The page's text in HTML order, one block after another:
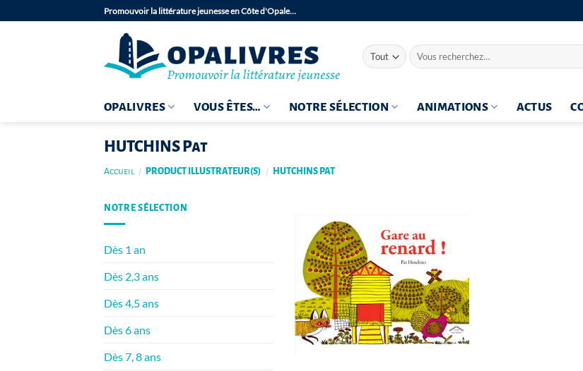
au
Promouvoir la littérature jeunesse en Côte d'Opale…
Recherche
pour :
OPALIVRES VOUS ÊTES… NOTRE SÉLECTION ANIMATIONS ACTUS
HUTCHINS Pat
Accueil / PRODUCT ILLUSTRATEUR(S) / HUTCHINS PAT
NOTRE SÉLECTION
Dès 1 an
Dès 2,3 ans
Dès 4,5 ans
Dès 6 ans
Dès 7, 8 ans